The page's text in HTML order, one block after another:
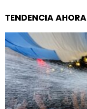
TENDENCIA AHORA